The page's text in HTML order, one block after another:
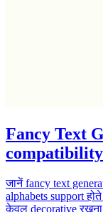
Fancy Text
जानें fancy text
alphabets support
केवल decorative रखना